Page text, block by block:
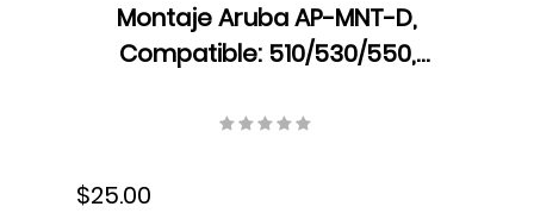
Montaje Aruba AP-MNT-D,
Compatible: 510/530/550,
$25.00